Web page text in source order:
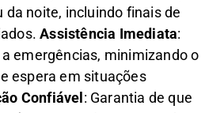
da noite, incluindo finais de
Assistência Imediata:
emergências, minimizando o
espera em situações
Confiável: Garantia de que